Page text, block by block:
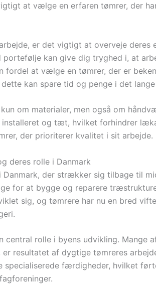
at vælge en erfaren tømrer, der
er det vigtigt at overveje deres
portefølje kan give dig tryghed i, at
fordel at vælge en tømrer, der er
kan spare tid og penge i det
om materialer, men også om
installeret og tæt, hvilket forhindrer
der prioriterer kvalitet i sit arbejde.
deres rolle i Danmark
der strækker sig tilbage til
for at bygge og reparere
sig, og tømrere har nu en bred
central rolle i byens udvikling. Mange
resultatet af dygtige tømreres
specialiserede færdigheder, hvilket